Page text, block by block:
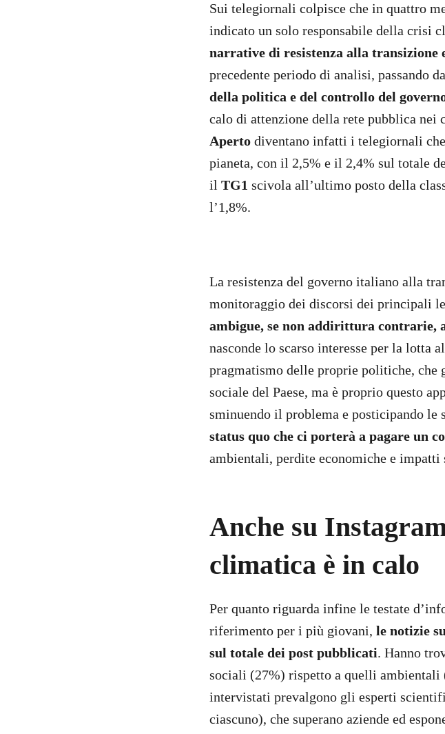
Sui telegiornali colpisce che in quattro
indicato un solo responsabile della crisi
narrative di resistenza alla transizione
precedente periodo di analisi, passando
della politica e del controllo del
calo di attenzione della rete pubblica
Aperto diventano infatti i telegiornali
pianeta, con il 2,5% e il 2,4% sul totale
il TG1 scivola all’ultimo posto della
l’1,8%.
La resistenza del governo italiano alla
monitoraggio dei discorsi dei principali
ambigue, se non addirittura contrarie,
nasconde lo scarso interesse per la lotta
pragmatismo delle proprie politiche, che
sociale del Paese, ma è proprio questo
sminuendo il problema e posticipando le
status quo che ci porterà a pagare un
ambientali, perdite economiche e impatti
Anche su
climatica è in calo
Per quanto riguarda infine le testate
riferimento per i più giovani, le notizie
sul totale dei post pubblicati. Hanno
sociali (27%) rispetto a quelli
intervistati prevalgono gli esperti
ciascuno), che superano aziende ed